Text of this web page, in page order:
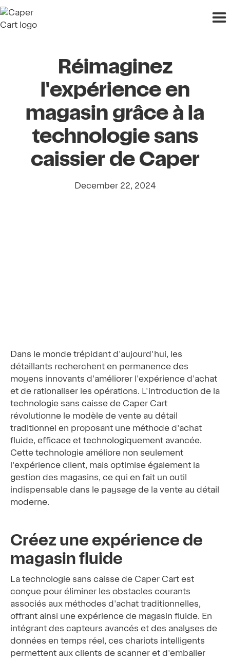
Réimaginez
l'expérience en
magasin grâce à la
technologie sans
caissier de Caper
December 22, 2024
Dans le monde trépidant d'aujourd'hui, les
détaillants recherchent en permanence des
moyens innovants d'améliorer l'expérience d'achat
et de rationaliser les opérations. L'introduction de la
technologie sans caisse de Caper Cart
révolutionne le modèle de vente au détail
traditionnel en proposant une méthode d'achat
fluide, efficace et technologiquement avancée.
Cette technologie améliore non seulement
l'expérience client, mais optimise également la
gestion des magasins, ce qui en fait un outil
indispensable dans le paysage de la vente au détail
moderne.
Créez une expérience de
magasin fluide
La technologie sans caisse de Caper Cart est
conçue pour éliminer les obstacles courants
associés aux méthodes d'achat traditionnelles,
offrant ainsi une expérience de magasin fluide. En
intégrant des capteurs avancés et des analyses de
données en temps réel, ces chariots intelligents
permettent aux clients de scanner et d'emballer